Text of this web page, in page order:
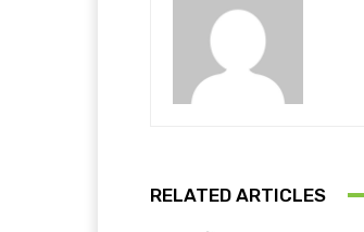
RELATED ARTICLES